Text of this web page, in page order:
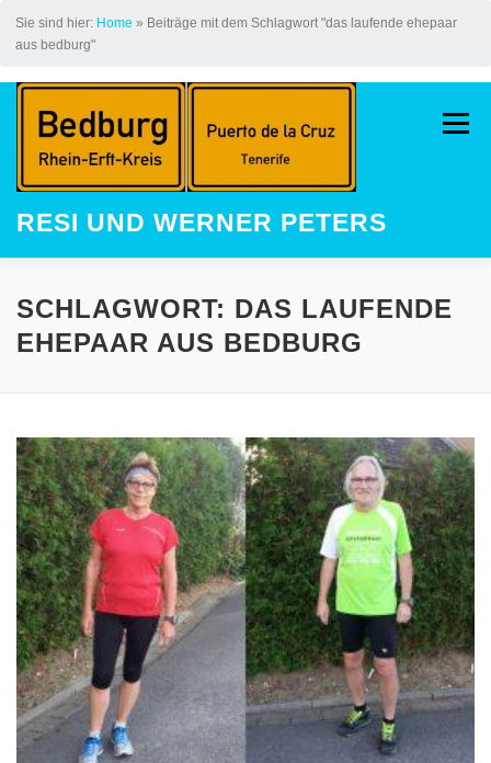
Sie sind hier: Home » Beiträge mit dem Schlagwort "das laufende ehepaar
aus bedburg"
Zum
springen
RESI UND WERNER PETERS
Menü
HOME AUF DEM JAKOBSWEG
GALERIE LAUFEVENTS
SCHLAGWORT: DAS LAUFENDE
EHEPAAR AUS BEDBURG